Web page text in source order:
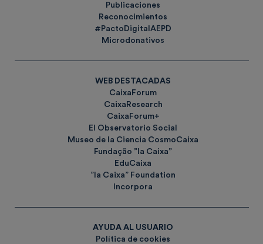
Publicaciones
Reconocimientos
#PactoDigitalAEPD
Microdonativos
WEB DESTACADAS
CaixaForum
CaixaResearch
CaixaForum+
El Observatorio Social
Museo de la Ciencia CosmoCaixa
Fundação ”la Caixa”
EduCaixa
”la Caixa” Foundation
Incorpora
AYUDA AL USUARIO
Política de cookies